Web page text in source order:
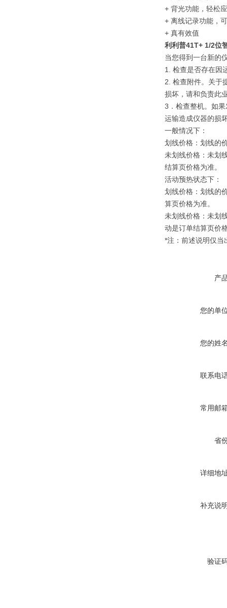
+ 背光功能，轻松
+ 离线记录功能，
+ 真有效值
利利普41T+ 1/2位
当您得到一台新的
1. 检查是否存在因
2. 检查附件。关于
损坏，请和负责此
3．检查整机。如
运输造成仪器的损
一般情况下：
划线价格：划线的
未划线价格：未划
结算页价格为准。
活动预热状态下：
划线价格：划线的
算页价格为准。
未划线价格：未划
动是订单结算页价
*注：前述说明仅当
产
您的单
您的姓
联系电
常用邮
省
详细地
补充说
验证